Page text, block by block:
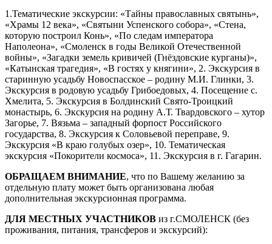
1.Тематические экскурсии: «Тайны православных святынь»,
«Храмы 12 века», «Святыни Успенского собора», «Стена,
которую построил Конь», «По следам императора
Наполеона», «Смоленск в годы Великой Отечественной
войны», «Загадки земель кривичей (Гнёздовские курганы)»,
«Катынская трагедия», «В гостях у княгини», 2. Экскурсия в
старинную усадьбу Новоспасское – родину М.И. Глинки, 3.
Экскурсия в родовую усадьбу Грибоедовых, 4. Посещение с.
Хмелита, 5. Экскурсия в Болдинский Свято-Троицкий
монастырь, 6. Экскурсия на родину А.Т. Твардовского – хутор
Загорье, 7. Вязьма – западный форпост Российского
государства, 8. Экскурсия к Соловьевой переправе, 9.
Экскурсия «В краю голубых озер», 10. Тематическая
экскурсия «Покорители космоса», 11. Экскурсия в г. Гагарин.
ОБРАЩАЕМ ВНИМАНИЕ, что по Вашему желанию за
отдельную плату может быть организована любая
дополнительная экскурсионная программа.
ДЛЯ МЕСТНЫХ УЧАСТНИКОВ из г.СМОЛЕНСК (без
проживания, питания, трансферов и экскурсий):